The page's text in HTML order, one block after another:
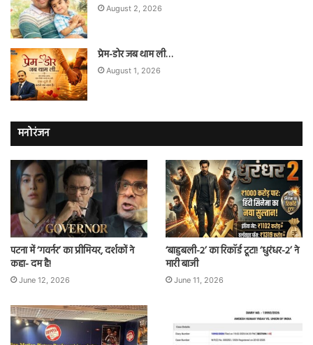
August 2, 2026
प्रेम-डोर जब थाम ली…
August 1, 2026
मनोरंजन
पटना में ‘गवर्नर’ का प्रीमियर, दर्शकों ने
कहा- दम है!
June 12, 2026
‘बाहुबली-2’ का रिकॉर्ड टूटा! ‘धुरंधर-2’ ने
मारी बाजी
June 11, 2026